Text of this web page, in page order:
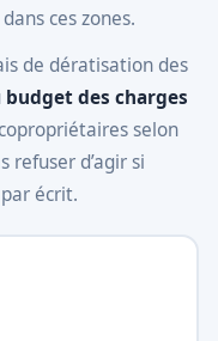
ces zones.
de dératisation des
budget des charges
selon
refuser d’agir si
écrit.